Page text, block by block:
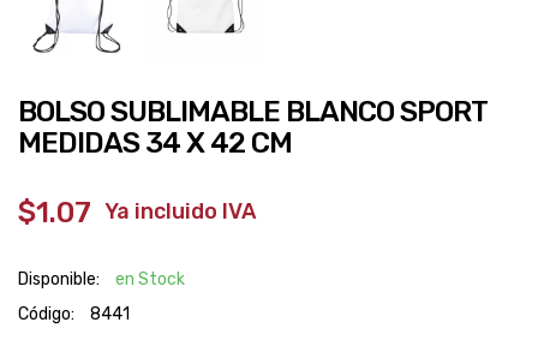
BOLSO SUBLIMABLE BLANCO SPORT
MEDIDAS 34 X 42 CM
$1.07 ‎ ‎ ‎ Ya incluido IVA
Disponible:
en Stock
Código:
8441